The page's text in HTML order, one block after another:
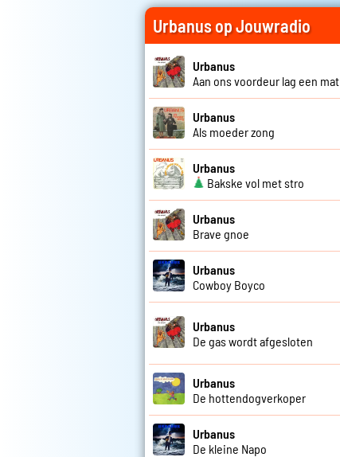
Urbanus op Jouwradio
Urbanus
Aan ons voordeur lag een mat
Urbanus
Als moeder zong
Urbanus
Bakske vol met stro
Urbanus
Brave gnoe
Urbanus
Cowboy Boyco
Urbanus
De gas wordt afgesloten
Urbanus
De hottendogverkoper
Urbanus
De kleine Napo